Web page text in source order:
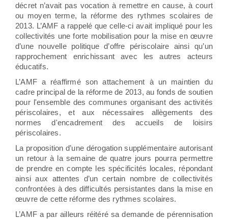
décret n’avait pas vocation à remettre en cause, à court
ou moyen terme, la réforme des rythmes scolaires de
2013. L’AMF a rappelé que celle-ci avait impliqué pour les
collectivités une forte mobilisation pour la mise en œuvre
d’une nouvelle politique d’offre périscolaire ainsi qu’un
rapprochement enrichissant avec les autres acteurs
éducatifs.
L’AMF a réaffirmé son attachement à un maintien du
cadre principal de la réforme de 2013, au fonds de soutien
pour l'ensemble des communes organisant des activités
périscolaires, et aux nécessaires allègements des
normes d'encadrement des accueils de loisirs
périscolaires.
La proposition d’une dérogation supplémentaire autorisant
un retour à la semaine de quatre jours pourra permettre
de prendre en compte les spécificités locales, répondant
ainsi aux attentes d’un certain nombre de collectivités
confrontées à des difficultés persistantes dans la mise en
œuvre de cette réforme des rythmes scolaires.
L’AMF a par ailleurs réitéré sa demande de pérennisation